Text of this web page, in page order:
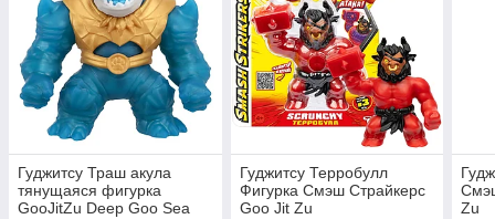
Гуджитсу Траш акула
тянущаяся фигурка
GooJitZu Deep Goo Sea
Гуджитсу Терробулл
Фигурка Смэш Страйкерс
Goo Jit Zu
Zu